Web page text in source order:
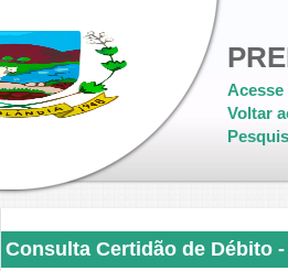
Acesse
Voltar
Consulta Certidão de Débito